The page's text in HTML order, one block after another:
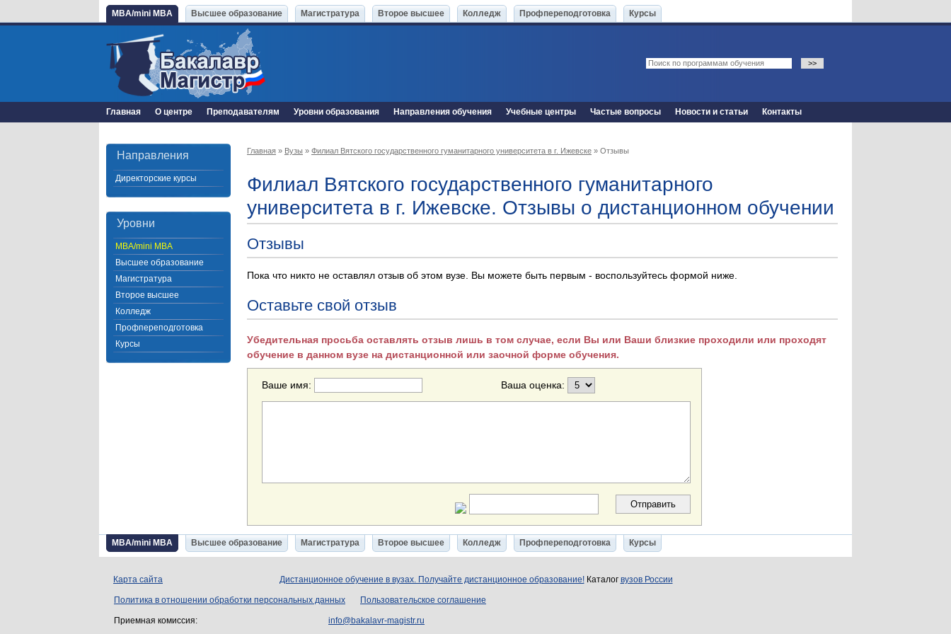
MBA/mini MBA Высшее образование Магистратура Второе высшее Колледж Профпереподготовка Курсы
Главная О центре Преподавателям Уровни образования Направления обучения Учебные центры Частые вопросы Новости и статьи Контакты
Направления
Директорские курсы
Уровни
MBA/mini MBA
Высшее образование
Магистратура
Второе высшее
Колледж
Профпереподготовка
Курсы
Главная » Вузы » Филиал Вятского государственного гуманитарного университета в г. Ижевске » Отзывы
Филиал Вятского государственного гуманитарного
университета в г. Ижевске. Отзывы о дистанционном обучении
Отзывы
Пока что никто не оставлял отзыв об этом вузе. Вы можете быть первым - воспользуйтесь формой ниже.
Оставьте свой отзыв
Убедительная просьба оставлять отзыв лишь в том случае, если Вы или Ваши близкие проходили или проходят
обучение в данном вузе на дистанционной или заочной форме обучения.
Ваше имя: Ваша оценка:
MBA/mini MBA Высшее образование Магистратура Второе высшее Колледж Профпереподготовка Курсы
Карта сайта Дистанционное обучение в вузах. Получайте дистанционное образование!Каталог вузов России
Политика в отношении обработки персональных данных Пользовательское соглашение
Приемная комиссия:
info@bakalavr-magistr.ru